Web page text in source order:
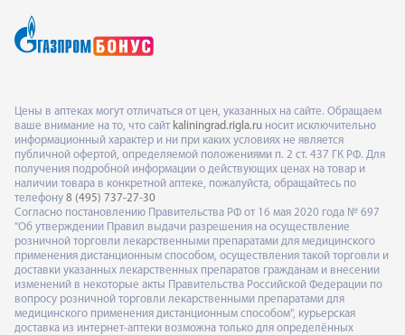
Цены в аптеках могут отличаться от цен, указанных на сайте. Обращаем
ваше внимание на то, что сайт kaliningrad.rigla.ru носит исключительно
информационный характер и ни при каких условиях не является
публичной офертой, определяемой положениями п. 2 ст. 437 ГК РФ. Для
получения подробной информации о действующих ценах на товар и
наличии товара в конкретной аптеке, пожалуйста, обращайтесь по
телефону 8 (495) 737-27-30
Согласно постановлению Правительства РФ от 16 мая 2020 года № 697
"Об утверждении Правил выдачи разрешения на осуществление
розничной торговли лекарственными препаратами для медицинского
применения дистанционным способом, осуществления такой торговли и
доставки указанных лекарственных препаратов гражданам и внесении
изменений в некоторые акты Правительства Российской Федерации по
вопросу розничной торговли лекарственными препаратами для
медицинского применения дистанционным способом", курьерская
доставка из интернет-аптеки возможна только для определённых